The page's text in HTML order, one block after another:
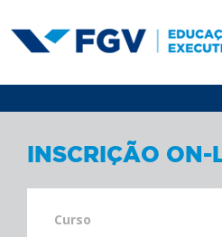
INSCRIÇÃO ON-
Curso